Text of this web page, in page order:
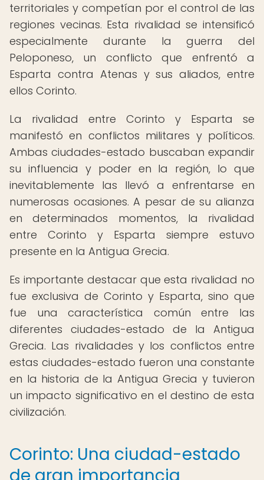
territoriales y competían por el control de las
regiones vecinas. Esta rivalidad se intensificó
especialmente durante la guerra del
Peloponeso, un conflicto que enfrentó a
Esparta contra Atenas y sus aliados, entre
ellos Corinto.
La rivalidad entre Corinto y Esparta se
manifestó en conflictos militares y políticos.
Ambas ciudades-estado buscaban expandir
su influencia y poder en la región, lo que
inevitablemente las llevó a enfrentarse en
numerosas ocasiones. A pesar de su alianza
en determinados momentos, la rivalidad
entre Corinto y Esparta siempre estuvo
presente en la Antigua Grecia.
Es importante destacar que esta rivalidad no
fue exclusiva de Corinto y Esparta, sino que
fue una característica común entre las
diferentes ciudades-estado de la Antigua
Grecia. Las rivalidades y los conflictos entre
estas ciudades-estado fueron una constante
en la historia de la Antigua Grecia y tuvieron
un impacto significativo en el destino de esta
civilización.
Corinto: Una ciudad-estado